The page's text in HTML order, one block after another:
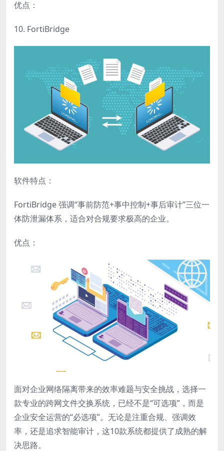
优点：
10. FortiBridge
软件特点：
FortiBridge 强调“事前防范+事中控制+事后审计”三位一
体防泄漏体系，适合对合规要求极高的企业。
优点：
面对企业网络隔离带来的效率难题与安全挑战，选择一
款专业的跨网文件交换系统，已经不是“可选项”，而是
企业安全运营的“必选项”。无论是注重合规、强调效
率，还是追求智能审计，这10款系统都提供了成熟的解
决思路。